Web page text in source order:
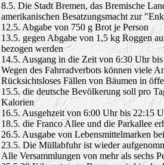
8.5. Die Stadt Bremen, das Bremische
amerikanischen Besatzungsmacht zur
12.5. Abgabe von 750 g Brot je Person
13.5. gegen Abgabe von 1,5 kg Roggen
bezogen werden
14.5. Ausgang in die Zeit von 6:30 Uhr
Wegen des Fahrradverbots können viele
Rücksichtsloses Fällen von Bäumen in
15.5. die deutsche Bevölkerung soll pro
Kalorien
16.5. Ausgehzeit von 6:00 Uhr bis 22:15
18.5. die Franco Allee und die Parkallee
26.5. Ausgabe von Lebensmittelmarken
23.5. Die Müllabfuhr ist wieder
Alle Versammlungen von mehr als sechs